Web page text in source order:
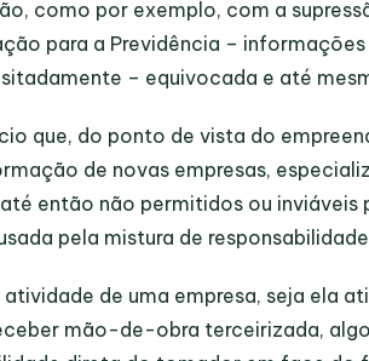
como por exemplo, com a
para a Previdência –
– equivocada e até
que, do ponto de vista do
de novas empresas,
então não permitidos ou
pela mistura de
atividade de uma empresa, seja ela
mão-de-obra terceirizada,